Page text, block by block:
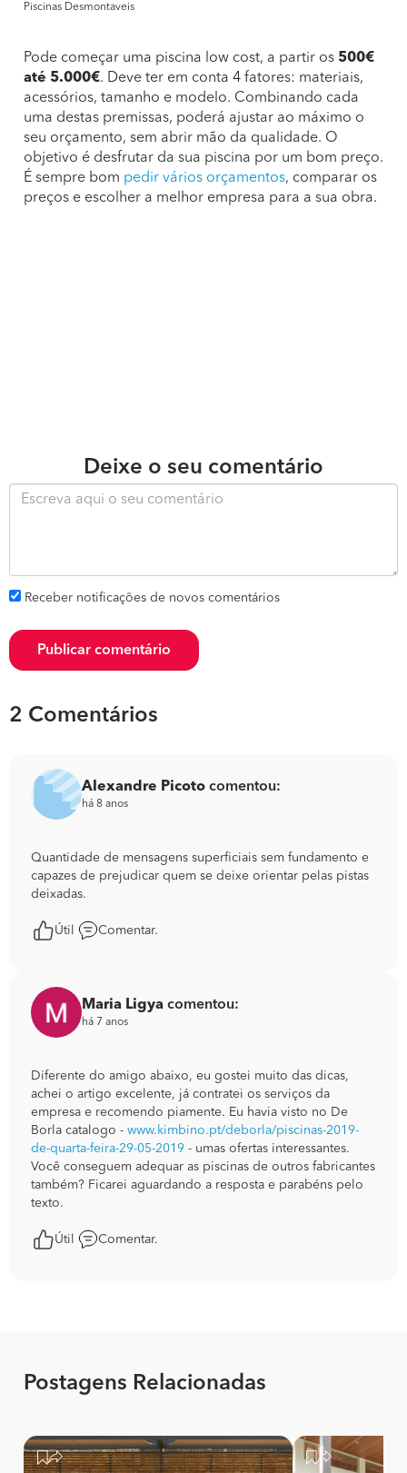
Piscinas Desmontaveis
Pode começar uma piscina low cost, a partir os 500€
até 5.000€. Deve ter em conta 4 fatores: materiais,
acessórios, tamanho e modelo. Combinando cada
uma destas premissas, poderá ajustar ao máximo o
seu orçamento, sem abrir mão da qualidade. O
objetivo é desfrutar da sua piscina por um bom preço.
É sempre bom pedir vários orçamentos, comparar os
preços e escolher a melhor empresa para a sua obra.
Deixe o seu comentário
Receber notificações de novos comentários
Publicar comentário
2 Comentários
Alexandre Picoto comentou:
há 8 anos
Quantidade de mensagens superficiais sem fundamento e
capazes de prejudicar quem se deixe orientar pelas pistas
deixadas.
Útil Comentar.
Maria Ligya comentou:
há 7 anos
Diferente do amigo abaixo, eu gostei muito das dicas,
achei o artigo excelente, já contratei os serviços da
empresa e recomendo piamente. Eu havia visto no De
Borla catalogo - www.kimbino.pt/deborla/piscinas-2019-
de-quarta-feira-29-05-2019 - umas ofertas interessantes.
Você conseguem adequar as piscinas de outros fabricantes
também? Ficarei aguardando a resposta e parabéns pelo
texto.
Útil Comentar.
Postagens Relacionadas